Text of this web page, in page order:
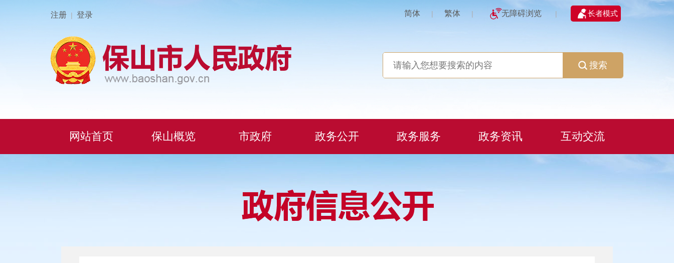
注册 | 登录 简体 | 繁体 | 无障碍浏览 | 长者模式
搜索
网站首页 保山概览 市政府 政务公开 政务服务 政务资讯 互动交流